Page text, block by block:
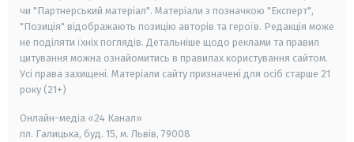
чи "Партнерський матеріал". Матеріали з позначкою "Експерт",
"Позиція" відображають позицію авторів та героїв. Редакція може
не поділяти їхніх поглядів. Детальніше щодо реклами та правил
цитування можна ознайомитись в правилах користування сайтом.
Усі права захищені. Матеріали сайту призначені для осіб старше 21
року (21+)
Онлайн-медіа «24 Канал»
пл. Галицька, буд. 15, м. Львів, 79008